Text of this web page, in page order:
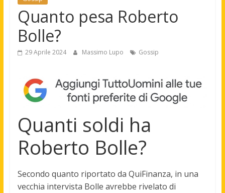
Quanto pesa Roberto
Bolle?
29 Aprile 2024 Massimo Lupo Gossip
Quanti soldi ha
Roberto Bolle?
Secondo quanto riportato da QuiFinanza, in una
vecchia intervista Bolle avrebbe rivelato di